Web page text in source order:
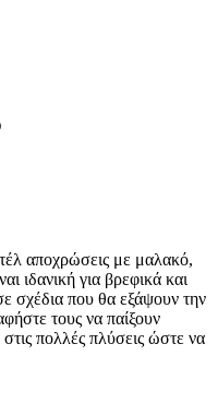
αποχρώσεις με μαλακό,
ιδανική για βρεφικά και
σχέδια που θα εξάψουν την
τους να παίξουν
πολλές πλύσεις ώστε να